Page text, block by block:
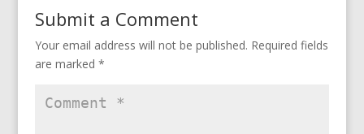
Submit a Comment
Your email address will not be published. Required fields
are marked *